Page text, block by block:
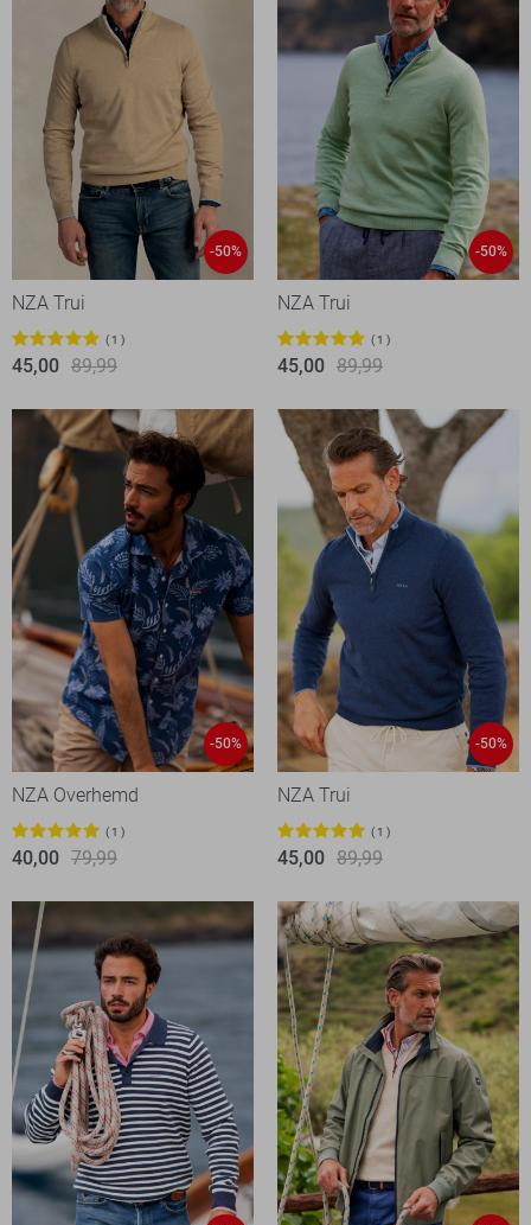
-50%
NZA Trui
1
45,00 89,99
-50%
NZA Trui
1
45,00 89,99
-50%
NZA Overhemd
1
40,00 79,99
-50%
NZA Trui
1
45,00 89,99